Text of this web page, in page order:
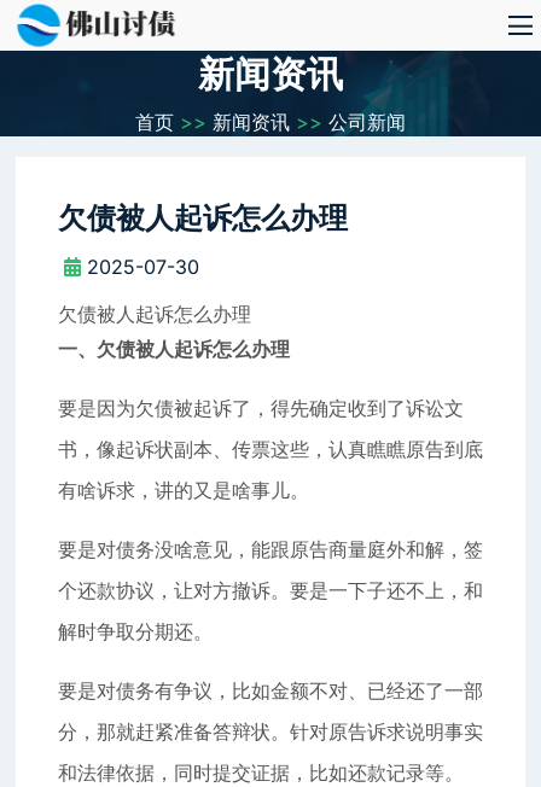
新闻资讯
首页 >> 新闻资讯 >> 公司新闻
欠债被人起诉怎么办理
2025-07-30
欠债被人起诉怎么办理
一、欠债被人起诉怎么办理
要是因为欠债被起诉了，得先确定收到了诉讼文
书，像起诉状副本、传票这些，认真瞧瞧原告到底
有啥诉求，讲的又是啥事儿。
要是对债务没啥意见，能跟原告商量庭外和解，签
个还款协议，让对方撤诉。要是一下子还不上，和
解时争取分期还。
要是对债务有争议，比如金额不对、已经还了一部
分，那就赶紧准备答辩状。针对原告诉求说明事实
和法律依据，同时提交证据，比如还款记录等。